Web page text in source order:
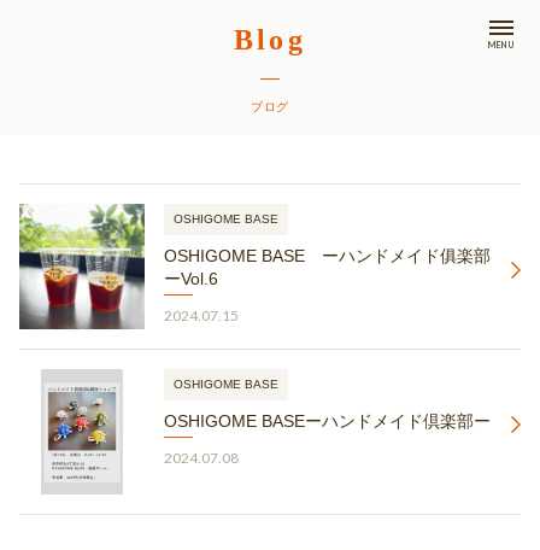
MENU
Blog
ブログ
OSHIGOME BASE
OSHIGOME BASE ーハンドメイド俱楽部
ーVol.6
2024.07.15
OSHIGOME BASE
OSHIGOME BASEーハンドメイド倶楽部ー
2024.07.08